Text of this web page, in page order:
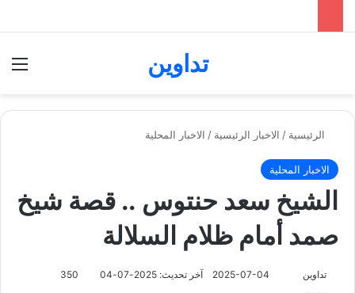
تداوين
الرئيسية / الاخبار الرئيسية / الاخبار المحلية
الاخبار المحلية
الشيخ سعد حنتوس .. قصة شيخ
صمد أمام ظلام السلالة
تداوين 2025-07-04 آخر تحديث: 2025-07-04 350